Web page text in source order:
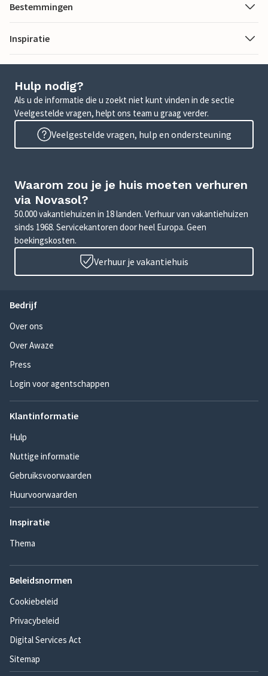
Bestemmingen
Inspiratie
Hulp nodig?
Als u de informatie die u zoekt niet kunt vinden in de sectie
Veelgestelde vragen, helpt ons team u graag verder.
Veelgestelde vragen, hulp en ondersteuning
Waarom zou je je huis moeten verhuren
via Novasol?
50.000 vakantiehuizen in 18 landen. Verhuur van vakantiehuizen
sinds 1968. Servicekantoren door heel Europa. Geen
boekingskosten.
Verhuur je vakantiehuis
Bedrijf
Over ons
Over Awaze
Press
Login voor agentschappen
Klantinformatie
Hulp
Nuttige informatie
Gebruiksvoorwaarden
Huurvoorwaarden
Inspiratie
Thema
Beleidsnormen
Cookiebeleid
Privacybeleid
Digital Services Act
Sitemap